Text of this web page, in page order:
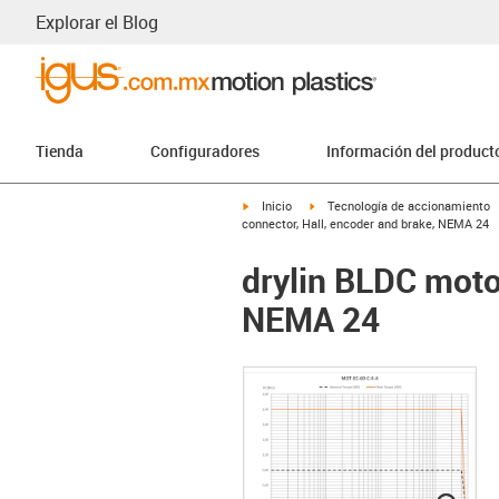
Explorar el Blog
Tienda Configuradores Información del
igus-icon-arrow-right
Inicio igus-icon-arrow-right
Tecnología de accionamiento
connector, Hall, encoder and brake, NEMA 24
drylin BLDC
NEMA 24